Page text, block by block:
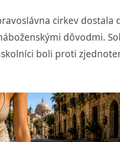
cirkev
dôvodmi.
boli proti